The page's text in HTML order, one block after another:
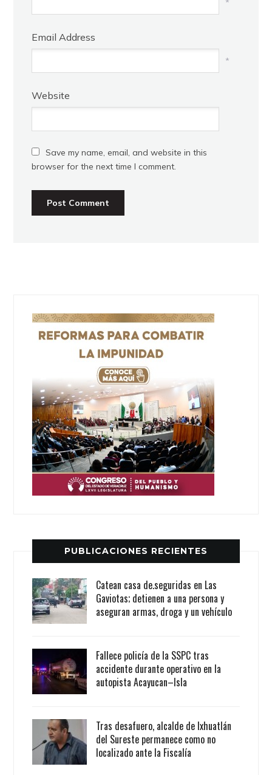
*
Email Address
*
Website
Save my name, email, and website in this
browser for the next time I comment.
PUBLICACIONES RECIENTES
Catean casa de.seguridas en Las
Gaviotas; detienen a una persona y
aseguran armas, droga y un vehículo
Fallece policía de la SSPC tras
accidente durante operativo en la
autopista Acayucan–Isla
Tras desafuero, alcalde de Ixhuatlán
del Sureste permanece como no
localizado ante la Fiscalía